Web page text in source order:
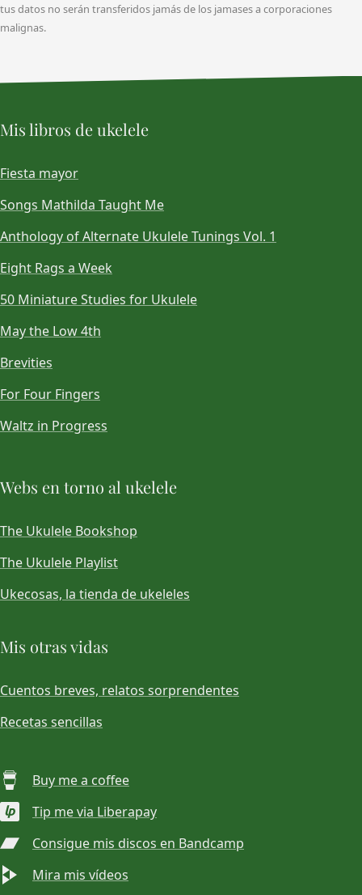
tus datos no serán transferidos jamás de los jamases a corporaciones
malignas.
Mis libros de ukelele
Fiesta mayor
Songs Mathilda Taught Me
Anthology of Alternate Ukulele Tunings Vol. 1
Eight Rags a Week
50 Miniature Studies for Ukulele
May the Low 4th
Brevities
For Four Fingers
Waltz in Progress
Webs en torno al ukelele
The Ukulele Bookshop
The Ukulele Playlist
Ukecosas, la tienda de ukeleles
Mis otras vidas
Cuentos breves, relatos sorprendentes
Recetas sencillas
Buy me a coffee
Tip me via Liberapay
Consigue mis discos en Bandcamp
Mira mis vídeos